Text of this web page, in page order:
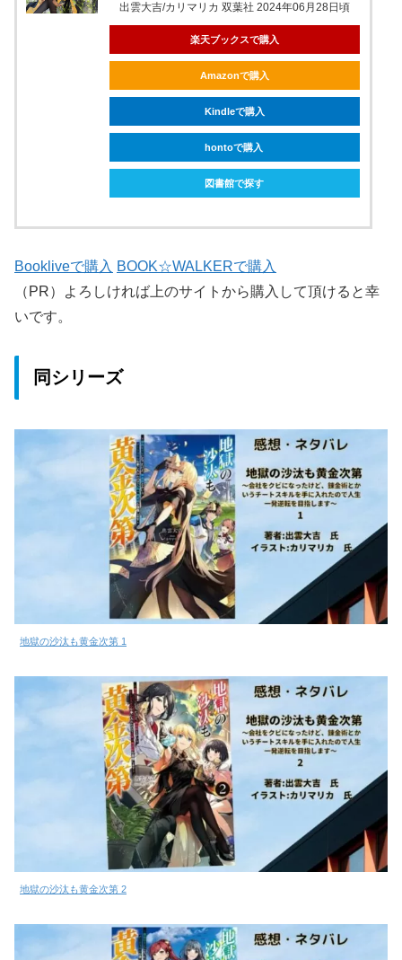
出雲大吉/カリマリカ 双葉社 2024年06月28日頃
楽天ブックスで購入
Amazonで購入
Kindleで購入
hontoで購入
図書館で探す
Bookliveで購入 BOOK☆WALKERで購入
（PR）よろしければ上のサイトから購入して頂けると幸
いです。
同シリーズ
地獄の沙汰も黄金次第 1
地獄の沙汰も黄金次第 2